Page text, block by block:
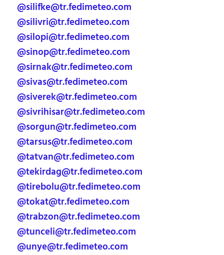
@silifke@tr.fedimeteo.com
@silivri@tr.fedimeteo.com
@silopi@tr.fedimeteo.com
@sinop@tr.fedimeteo.com
@sirnak@tr.fedimeteo.com
@sivas@tr.fedimeteo.com
@siverek@tr.fedimeteo.com
@sivrihisar@tr.fedimeteo.com
@sorgun@tr.fedimeteo.com
@tarsus@tr.fedimeteo.com
@tatvan@tr.fedimeteo.com
@tekirdag@tr.fedimeteo.com
@tirebolu@tr.fedimeteo.com
@tokat@tr.fedimeteo.com
@trabzon@tr.fedimeteo.com
@tunceli@tr.fedimeteo.com
@unye@tr.fedimeteo.com